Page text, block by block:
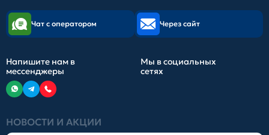
НОВОСТИ И АКЦИИ
Чат с оператором Через сайт
Напишите нам в
мессенджеры
Мы в социальных
сетях